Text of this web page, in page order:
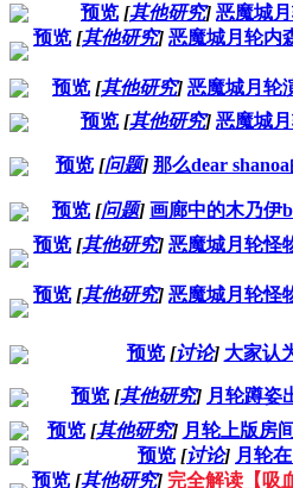
预览 [其他研究] 恶魔城
预览 [其他研究] 恶魔城月轮内
预览 [其他研究] 恶魔城月轮
预览 [其他研究] 恶魔城
预览 [问题] 那么dear
预览 [问题] 画廊中的木乃伊
预览 [其他研究] 恶魔城月轮怪
预览 [其他研究] 恶魔城月轮怪
预览 [讨论] 大家认
预览 [其他研究] 月轮蹲
预览 [其他研究] 月轮上版房
预览 [讨论] 月轮
预览 [其他研究] 完全解读【吸